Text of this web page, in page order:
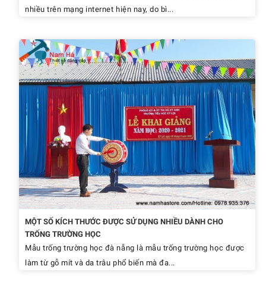
nhiều trên mạng internet hiện nay, do bì...
MỘT SỐ KÍCH THƯỚC ĐƯỢC SỬ DỤNG NHIỀU DÀNH CHO
TRỐNG TRƯỜNG HỌC
Mẫu trống trường học đà nẵng là mẫu trống trường học được
làm từ gỗ mít và da trâu phổ biến mà đa...